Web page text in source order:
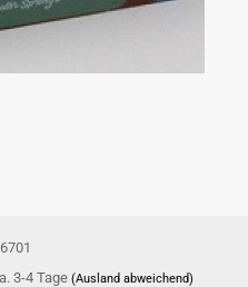
3-4 Tage(Ausland abweichend)